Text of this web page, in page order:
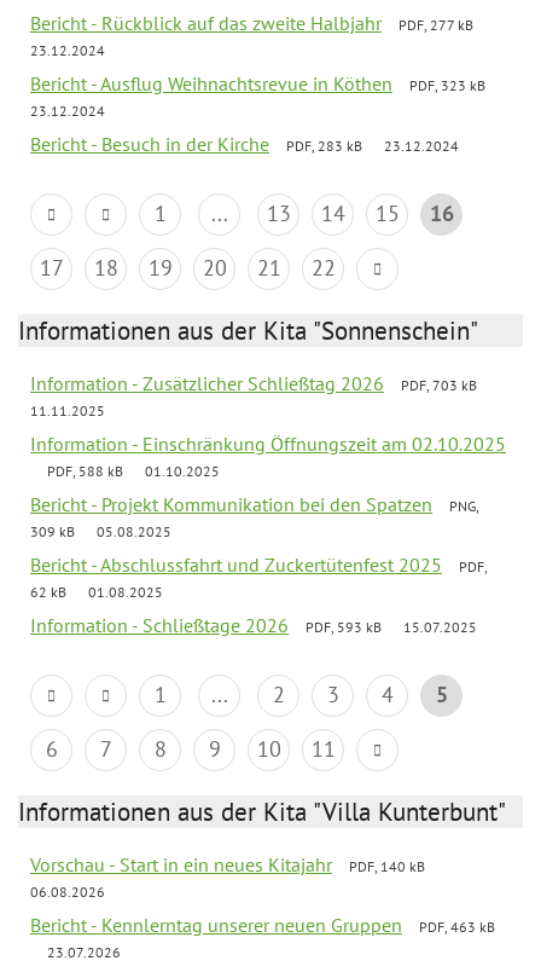
Bericht - Rückblick auf das zweite Halbjahr
PDF, 277 kB
23.12.2024
Bericht - Ausflug Weihnachtsrevue in Köthen
PDF, 323 kB
23.12.2024
Bericht - Besuch in der Kirche PDF, 283 kB 23.12.2024
1 ... 13 14 15
16
17
18 19 20 21 22
Informationen aus der Kita "Sonnenschein"
Information - Zusätzlicher Schließtag 2026
PDF, 703 kB
11.11.2025
Information - Einschränkung Öffnungszeit am 02.10.2025
PDF, 588 kB 01.10.2025
Bericht - Projekt Kommunikation bei den Spatzen
PNG,
309 kB
05.08.2025
Bericht - Abschlussfahrt und Zuckertütenfest 2025
PDF,
62 kB
01.08.2025
Information - Schließtage 2026 PDF, 593 kB 15.07.2025
1 ... 2 3 4
5
6
7 8 9 10 11
Informationen aus der Kita "Villa Kunterbunt"
Vorschau - Start in ein neues Kitajahr
PDF, 140 kB
06.08.2026
Bericht - Kennlerntag unserer neuen Gruppen
PDF, 463 kB
23.07.2026